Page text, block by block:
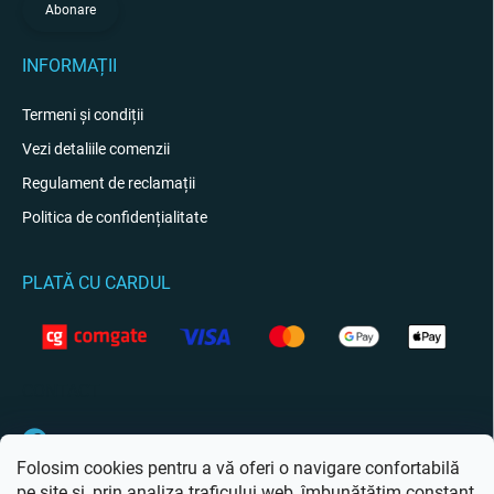
Folosim cookies pentru a vă oferi o navigare confortabilă
Abonare
INFORMAȚII
Termeni și condiții
Vezi detaliile comenzii
Regulament de reclamații
Politica de confidențialitate
PLATĂ CU CARDUL